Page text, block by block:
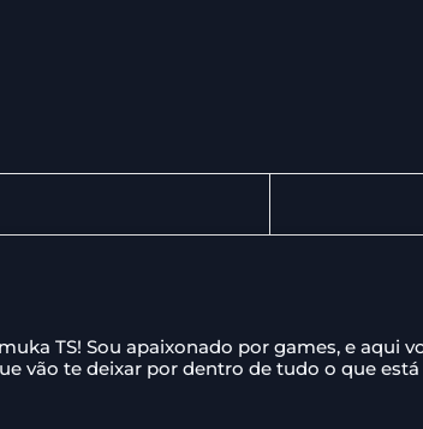
TS! Sou apaixonado por games, e aqui
vão te deixar por dentro de tudo o que